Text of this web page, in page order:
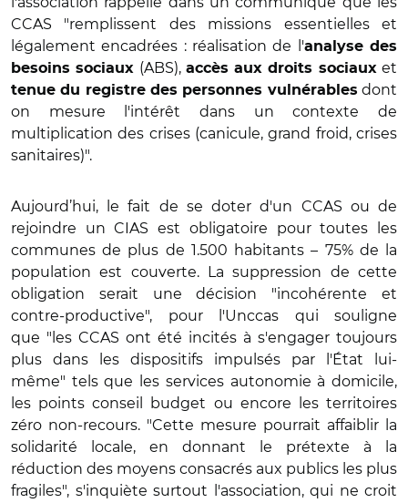
CCAS "remplissent des missions essentielles et
légalement encadrées : réalisation de l'analyse des
besoins sociaux (ABS), accès aux droits sociauxet
tenue du registre des personnes vulnérables dont
on mesure l'intérêt dans un contexte de
multiplication des crises (canicule, grand froid, crises
sanitaires)".
Aujourd’hui, le fait de se doter d'un CCAS ou de
rejoindre un CIAS est obligatoire pour toutes les
communes de plus de 1.500 habitants – 75% de la
population est couverte. La suppression de cette
obligation serait une décision "incohérente et
contre-productive", pour l'Unccas qui souligne
que "les CCAS ont été incités à s'engager toujours
plus dans les dispositifs impulsés par l'État lui-
même" tels que les services autonomie à domicile,
les points conseil budget ou encore les territoires
zéro non-recours. "Cette mesure pourrait affaiblir la
solidarité locale, en donnant le prétexte à la
réduction des moyens consacrés aux publics les plus
fragiles", s'inquiète surtout l'association, qui ne croit